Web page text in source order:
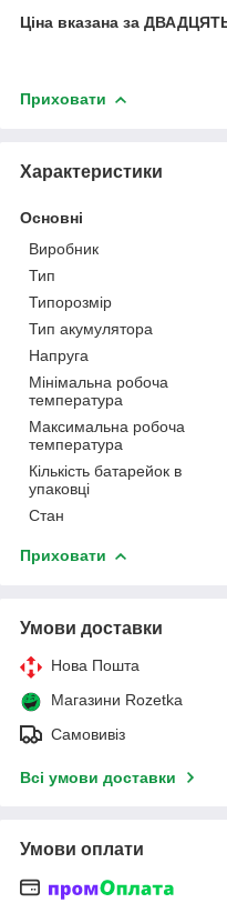
Ціна вказана за
Приховати
Характеристики
Основні
Виробник
Тип
Типорозмір
Тип акумулятора
Напруга
Мінімальна робоча
температура
Максимальна робоча
температура
Кількість батарейок в
упаковці
Стан
Приховати
Умови доставки
Нова Пошта
Магазини Rozetka
Самовивіз
Всі умови доставки
Умови оплати